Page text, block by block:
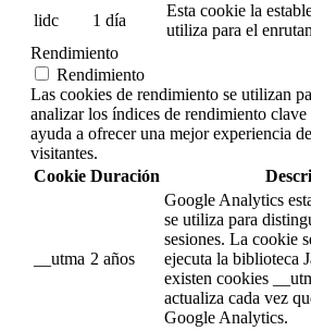
lidc
1 día
Esta cookie la
utiliza para el
Rendimiento
Rendimiento
Las cookies de rendimiento se utilizan
analizar los índices de rendimiento
ayuda a ofrecer una mejor experiencia
visitantes.
Cookie Duración
__utma 2 años
Google Analytics
se utiliza para
sesiones. La cookie
ejecuta la biblioteca
existen cookies
actualiza cada vez
Google Analytics.